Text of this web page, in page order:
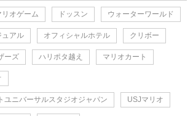
リオゲーム ドッスン ウォーターワールド
ュアル オフィシャルホテル クリボー
ーズ ハリポタ越え マリオカート
ユニバーサルスタジオジャパン USJマリオ